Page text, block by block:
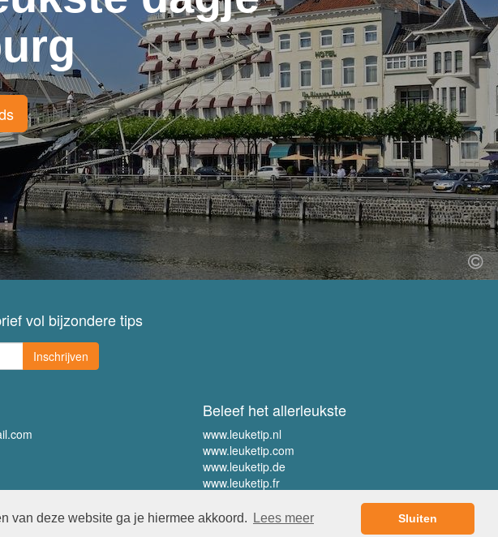
van deze website ga je hiermee akkoord. Lees meer Sluiten
vol bijzondere tips
Inschrijven
Beleef het allerleukste
www.leuketip.nl
www.leuketip.com
www.leuketip.de
www.leuketip.fr